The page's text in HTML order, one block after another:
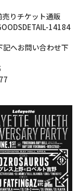
売りチケット通販
14184
へお問い合わせ下